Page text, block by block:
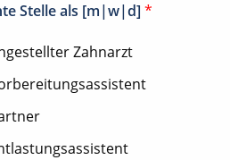
Stelle als [m|w|d] *
Zahnarzt